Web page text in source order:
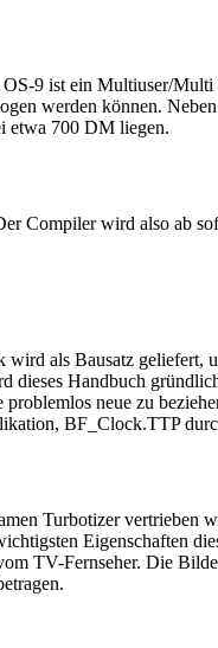
9 ist ein Multiuser/Multi
werden können.
etwa 700 DM liegen.
Compiler wird also ab
als Bausatz
Handbuch
neue zu
BF_Clock.TTP
Turbotizer
Eigenschaften
TV-Fernseher. Die